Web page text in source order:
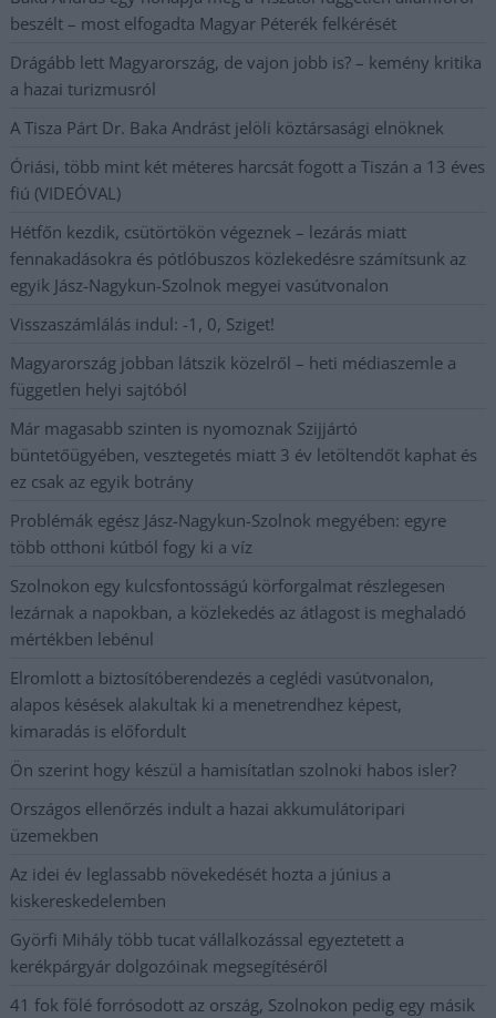
beszélt – most elfogadta Magyar Péterék felkérését
Drágább lett Magyarország, de vajon jobb is? – kemény kritika
a hazai turizmusról
A Tisza Párt Dr. Baka Andrást jelöli köztársasági elnöknek
Óriási, több mint két méteres harcsát fogott a Tiszán a 13 éves
fiú (VIDEÓVAL)
Hétfőn kezdik, csütörtökön végeznek – lezárás miatt
fennakadásokra és pótlóbuszos közlekedésre számítsunk az
egyik Jász-Nagykun-Szolnok megyei vasútvonalon
Visszaszámlálás indul: -1, 0, Sziget!
Magyarország jobban látszik közelről – heti médiaszemle a
független helyi sajtóból
Már magasabb szinten is nyomoznak Szijjártó
büntetőügyében, vesztegetés miatt 3 év letöltendőt kaphat és
ez csak az egyik botrány
Problémák egész Jász-Nagykun-Szolnok megyében: egyre
több otthoni kútból fogy ki a víz
Szolnokon egy kulcsfontosságú körforgalmat részlegesen
lezárnak a napokban, a közlekedés az átlagost is meghaladó
mértékben lebénul
Elromlott a biztosítóberendezés a ceglédi vasútvonalon,
alapos késések alakultak ki a menetrendhez képest,
kimaradás is előfordult
Ön szerint hogy készül a hamisítatlan szolnoki habos isler?
Országos ellenőrzés indult a hazai akkumulátoripari
üzemekben
Az idei év leglassabb növekedését hozta a június a
kiskereskedelemben
Györfi Mihály több tucat vállalkozással egyeztetett a
kerékpárgyár dolgozóinak megsegítéséről
41 fok fölé forrósodott az ország, Szolnokon pedig egy másik